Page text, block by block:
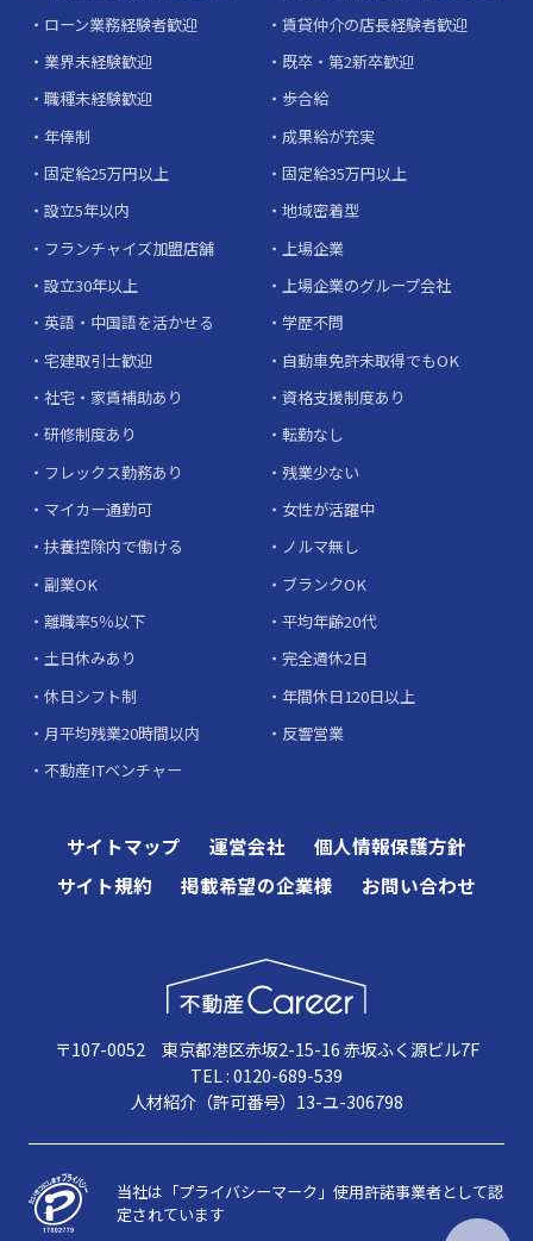
ローン業務経験者歓迎
賃貸仲介の店長経験者歓迎
業界未経験歓迎
既卒・第2新卒歓迎
職種未経験歓迎
歩合給
年俸制
成果給が充実
固定給25万円以上
固定給35万円以上
設立5年以内
地域密着型
フランチャイズ加盟店舗
上場企業
設立30年以上
上場企業のグループ会社
英語・中国語を活かせる
学歴不問
宅建取引士歓迎
自動車免許未取得でもOK
社宅・家賃補助あり
資格支援制度あり
研修制度あり
転勤なし
フレックス勤務あり
残業少ない
マイカー通勤可
女性が活躍中
扶養控除内で働ける
ノルマ無し
副業OK
ブランクOK
離職率5％以下
平均年齢20代
土日休みあり
完全週休2日
休日シフト制
年間休日120日以上
月平均残業20時間以内
反響営業
不動産ITベンチャー
サイトマップ 運営会社
個人情報保護方針
サイト規約
掲載希望の企業様 お問い合わせ
〒107-0052 東京都港区赤坂2-15-16 赤坂ふく源ビル7F
TEL : 0120-689-539
人材紹介（許可番号）13-ユ-306798
当社は「プライバシーマーク」使用許諾事業者として認
定されています